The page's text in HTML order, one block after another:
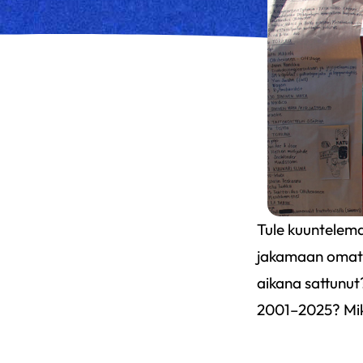
Tule
jakamaan
aikana
2001–2025?